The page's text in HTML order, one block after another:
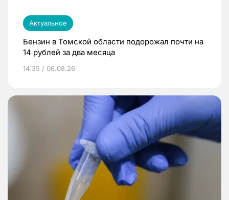
Актуальное
Бензин в Томской области подорожал почти на
14 рублей за два месяца
14:35 / 06.08.26